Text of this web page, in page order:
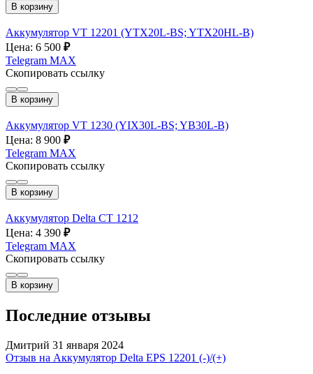
В корзину
Аккумулятор VT 12201 (YTX20L-BS; YTX20HL-B)
Цена: 6 500 ₽
Telegram MAX
Скопировать ссылку
В корзину
Аккумулятор VT 1230 (YIX30L-BS; YB30L-B)
Цена: 8 900 ₽
Telegram MAX
Скопировать ссылку
В корзину
Аккумулятор Delta СТ 1212
Цена: 4 390 ₽
Telegram MAX
Скопировать ссылку
В корзину
Последние отзывы
Дмитрий 31 января 2024
Отзыв на Аккумулятор Delta EPS 12201 (-)/(+)